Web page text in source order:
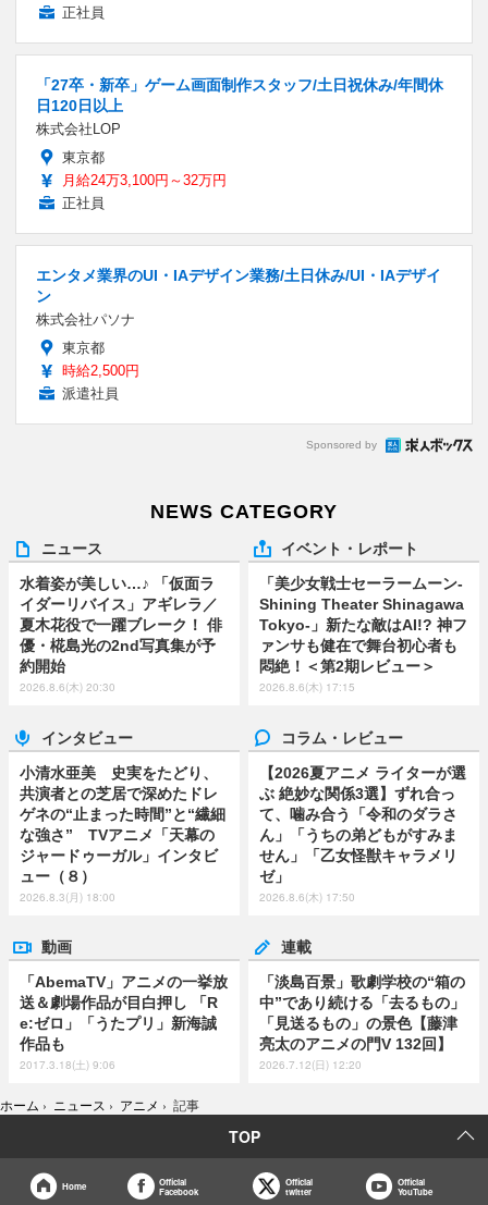
正社員
「27卒・新卒」ゲーム画面制作スタッフ/土日祝休み/年間休
日120日以上
株式会社LOP
東京都
月給24万3,100円～32万円
正社員
エンタメ業界のUI・IAデザイン業務/土日休み/UI・IAデザイ
ン
株式会社パソナ
東京都
時給2,500円
派遣社員
Sponsored by
NEWS CATEGORY
ニュース
水着姿が美しい…♪ 「仮面ラ
イダーリバイス」アギレラ／
夏木花役で一躍ブレーク！ 俳
優・椛島光の2nd写真集が予
約開始
2026.8.6(木) 20:30
イベント・レポート
「美少女戦士セーラームーン-
Shining Theater Shinagawa
Tokyo-」新たな敵はAI!? 神フ
ァンサも健在で舞台初心者も
悶絶！＜第2期レビュー＞
2026.8.6(木) 17:15
インタビュー
小清水亜美 史実をたどり、
共演者との芝居で深めたドレ
ゲネの“止まった時間”と“繊細
な強さ” TVアニメ「天幕の
ジャードゥーガル」インタビ
ュー（８）
2026.8.3(月) 18:00
コラム・レビュー
【2026夏アニメ ライターが選
ぶ 絶妙な関係3選】ずれ合っ
て、噛み合う「令和のダラさ
ん」「うちの弟どもがすみま
せん」「乙女怪獣キャラメリ
ゼ」
2026.8.6(木) 17:50
動画
「AbemaTV」アニメの一挙放
送＆劇場作品が目白押し 「R
e:ゼロ」「うたプリ」新海誠
作品も
2017.3.18(土) 9:06
連載
「淡島百景」歌劇学校の“箱の
中”であり続ける「去るもの」
「見送るもの」の景色【藤津
亮太のアニメの門V 132回】
2026.7.12(日) 12:20
ホーム › ニュース › アニメ › 記事
TOP
Home
Official
Facebook
Official
twitter
Official
YouTube